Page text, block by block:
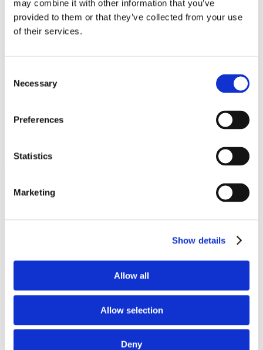
may combine it with other information that you’ve
provided to them or that they’ve collected from your use
of their services.
Selection
Necessary
Preferences
Statistics
Marketing
Show details
Allow all
Allow selection
Deny
イベント
Attend an event with us
プレスリリース
All Reports And Filings
マーケット・コミュニケーション